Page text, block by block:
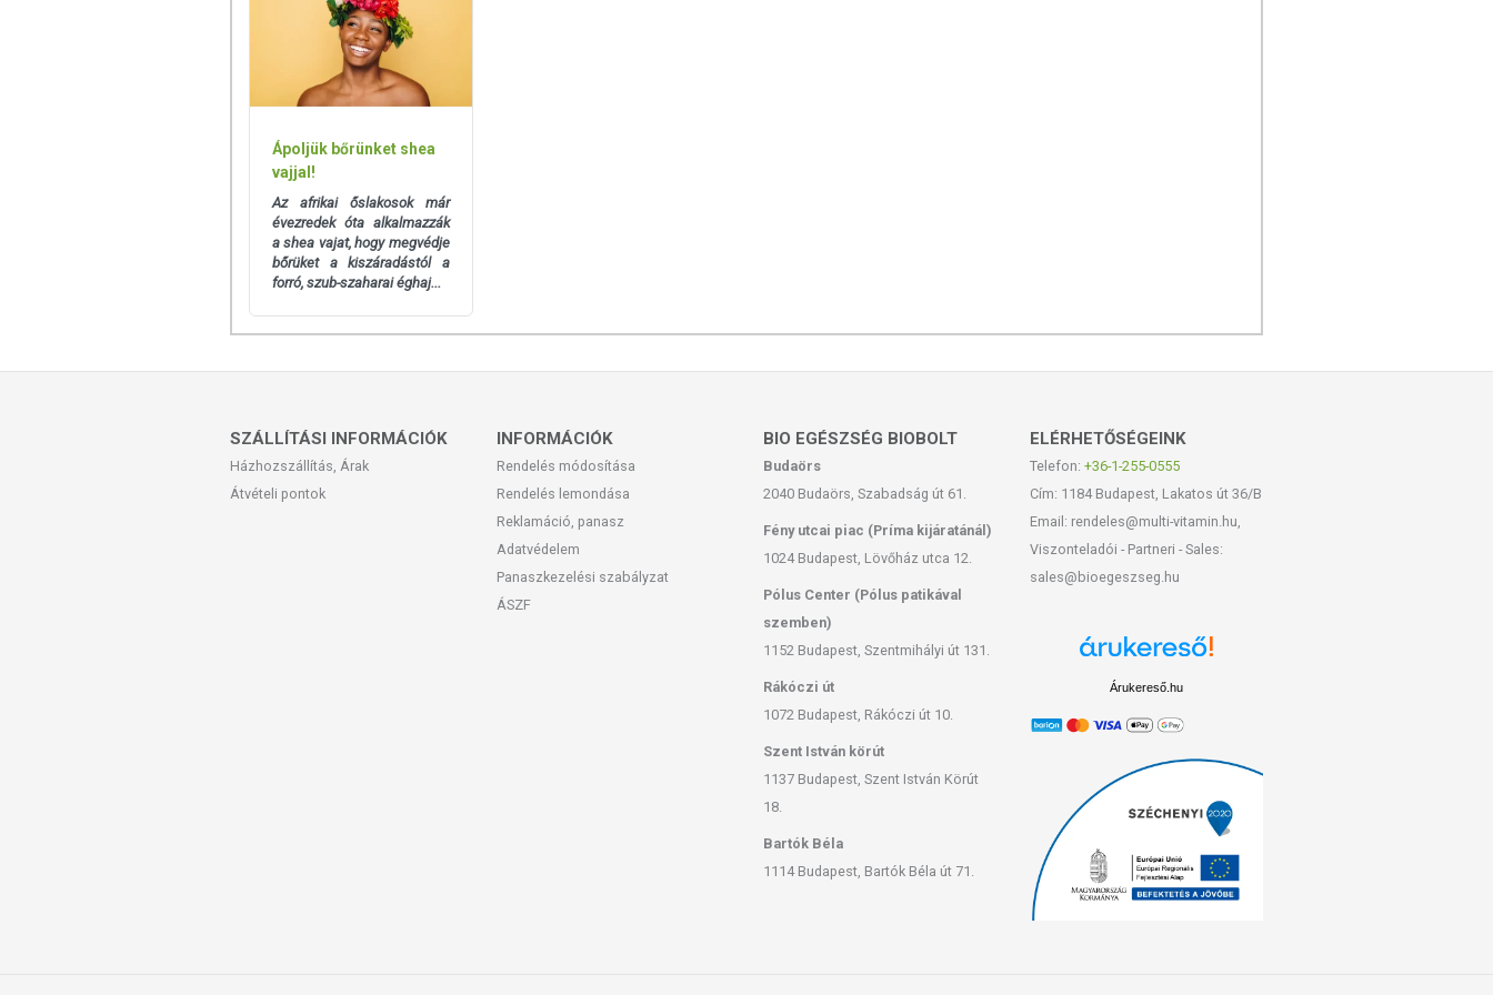
Ápoljük bőrünket shea
vajjal!
Az afrikai őslakosok már
évezredek óta alkalmazzák
a shea vajat, hogy megvédje
bőrüket a kiszáradástól a
forró, szub-szaharai éghaj...
SZÁLLÍTÁSI INFORMÁCIÓK
Házhozszállítás, Árak
Átvételi pontok
INFORMÁCIÓK
Rendelés módosítása
Rendelés lemondása
Reklamáció, panasz
Adatvédelem
Panaszkezelési szabályzat
ÁSZF
BIO EGÉSZSÉG BIOBOLT
Budaörs
2040 Budaörs, Szabadság út 61.
Fény utcai piac (Príma kijáratánál)
1024 Budapest, Lövőház utca 12.
Pólus Center (Pólus patikával
szemben)
1152 Budapest, Szentmihályi út 131.
Rákóczi út
1072 Budapest, Rákóczi út 10.
Szent István körút
1137 Budapest, Szent István Körút
18.
Bartók Béla
1114 Budapest, Bartók Béla út 71.
ELÉRHETŐSÉGEINK
Telefon: +36-1-255-0555
Cím: 1184 Budapest, Lakatos út 36/B
Email: rendeles@multi-vitamin.hu,
Viszonteladói - Partneri - Sales:
sales@bioegeszseg.hu
Árukereső.hu